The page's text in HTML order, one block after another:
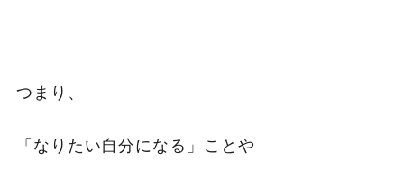
つまり、
「なりたい自分になる」ことや